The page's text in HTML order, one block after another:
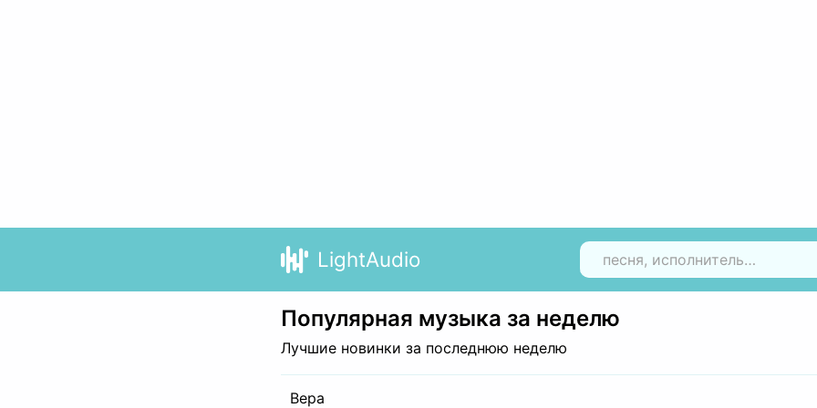
LightAudio
Популярная музыка за неделю
Лучшие новинки за последнюю неделю
Вера